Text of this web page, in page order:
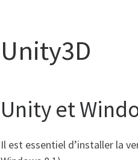
Unity3D
Unity et
Il est essentiel d’installer la